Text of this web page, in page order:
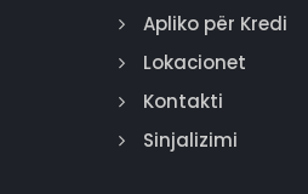
Apliko për Kredi
Lokacionet
Kontakti
Sinjalizimi